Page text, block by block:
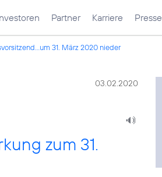
Partner Karriere Presse
31. März 2020 nieder
03.02.2020
zum 31.